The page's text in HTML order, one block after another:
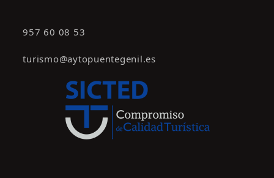
957 60 08 53
turismo@aytopuentegenil.es